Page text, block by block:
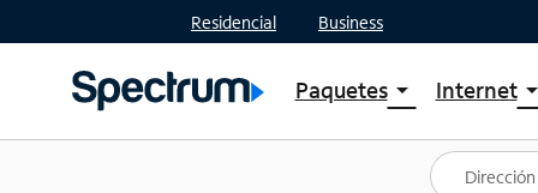
Residencial Business
Paquetesarrow_drop_down
Ver paquetes
Spectrum One
Internetarrow_drop_down
Planes